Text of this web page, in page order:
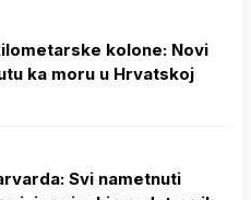
kolone: Novi
ka moru u Hrvatskoj
Svi nametnuti